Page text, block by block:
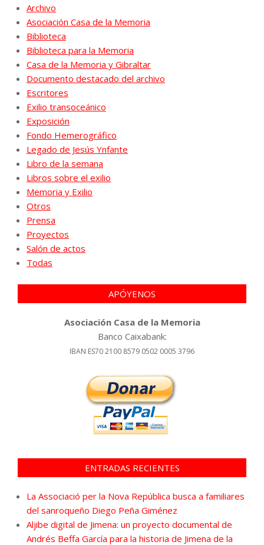
Archivo
Asociación Casa de la Memoria
Biblioteca
Biblioteca para la Memoria
Casa de la Memoria y Gibraltar
Documento destacado del archivo
Escritores
Exilio transoceánico
Exposición
Fondo Hemerográfico
Legado de Jesús Ynfante
Libro de la semana
Libros sobre el exilio
Memoria y Exilio
Otros
Prensa
Proyectos
Salón de actos
Todas
APÓYENOS
Asociación Casa de la Memoria
Banco Caixabank:
IBAN ES70 2100 8579 0502 0005 3796
ENTRADAS RECIENTES
La Associació per la Nova República busca a familiares
del sanroqueño Diego Peña Giménez
Aljibe digital de Jimena: un proyecto documental de
Andrés Beffa García para la historia de Jimena de la